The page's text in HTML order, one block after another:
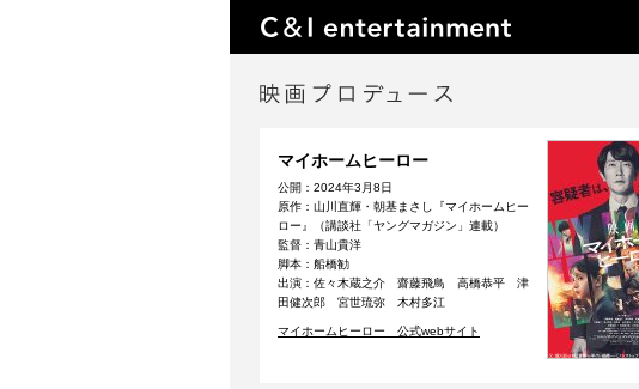
マイホームヒーロー
公開：2024年3月8日
原作：山川直輝・朝基まさし『マイホームヒー
ロー』（講談社「ヤングマガジン」連載）
監督：青山貴洋
脚本：船橋勧
出演：佐々木蔵之介 齋藤飛鳥 高橋恭平 津
田健次郎 宮世琉弥 木村多江
マイホームヒーロー 公式webサイト